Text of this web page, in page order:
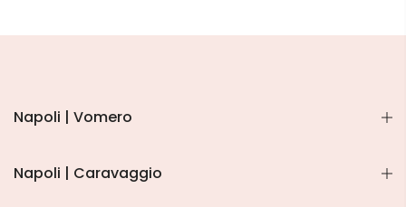
Napoli | Vomero
Napoli | Caravaggio